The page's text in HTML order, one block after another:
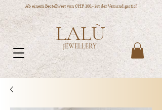
Ab einem Bestellwert von CHF 100,- ist der Versand gratis!
LALÙ
JEWELLERY